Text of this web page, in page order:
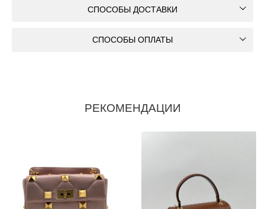
СПОСОБЫ ДОСТАВКИ
СПОСОБЫ ОПЛАТЫ
РЕКОМЕНДАЦИИ